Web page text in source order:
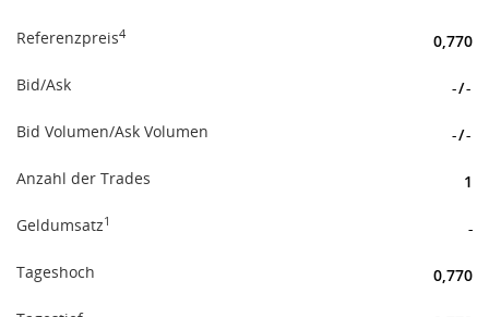
Referenzpreis4 0,770
Bid/Ask -/-
Bid Volumen/Ask Volumen -/-
Anzahl der Trades 1
Geldumsatz1 -
Tageshoch 0,770